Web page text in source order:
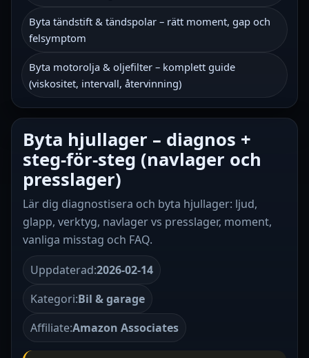
Byta tändstift & tändspolar – rätt moment, gap och
felsymptom
Byta motorolja & oljefilter – komplett guide
(viskositet, intervall, återvinning)
Byta hjullager – diagnos +
steg-för-steg (navlager och
presslager)
Lär dig diagnostisera och byta hjullager: ljud,
glapp, verktyg, navlager vs presslager, moment,
vanliga misstag och FAQ.
Uppdaterad:2026-02-14
Kategori:Bil & garage
Affiliate:Amazon Associates